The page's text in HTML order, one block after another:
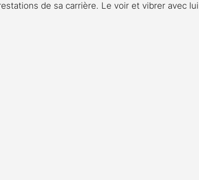
de sa carrière. Le voir et vibrer avec lui